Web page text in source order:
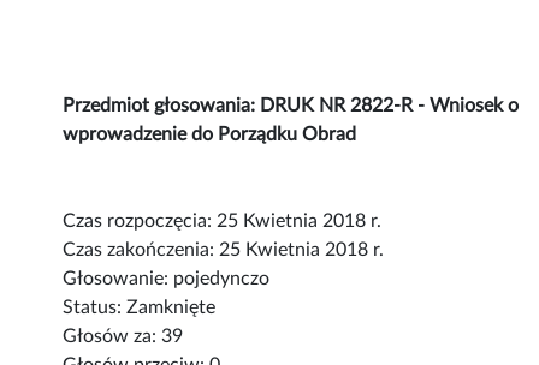
Przedmiot głosowania: DRUK NR 2822-R - Wniosek o
wprowadzenie do Porządku Obrad
Czas rozpoczęcia: 25 Kwietnia 2018 r.
Czas zakończenia: 25 Kwietnia 2018 r.
Głosowanie: pojedynczo
Status: Zamknięte
Głosów za: 39